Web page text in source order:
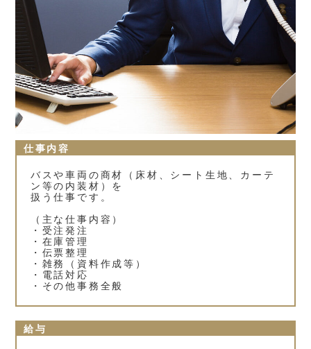
仕事内容
バスや車両の商材（床材、シート生地、カーテ
ン等の内装材）を
扱う仕事です。
（主な仕事内容）
・受注発注
・在庫管理
・伝票整理
・雑務（資料作成等）
・電話対応
・その他事務全般
給与